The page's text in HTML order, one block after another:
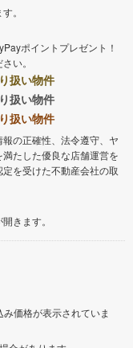
。
ポイントプレゼント！
い。
扱い物件
扱い物件
扱い物件
の正確性、法令遵守、ヤ
たした優良な店舗運営を
を受けた不動産会社の取
きます。
価格が表示されていま